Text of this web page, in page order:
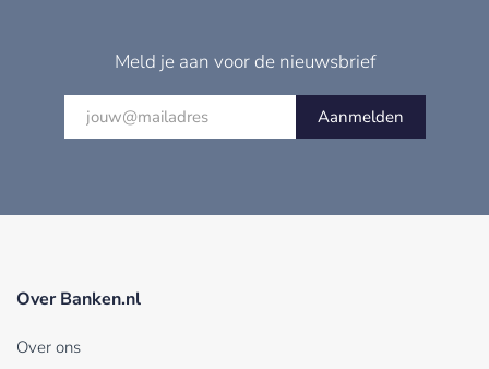
Meld je aan voor de nieuwsbrief
Aanmelden
Over Banken.nl
Over ons